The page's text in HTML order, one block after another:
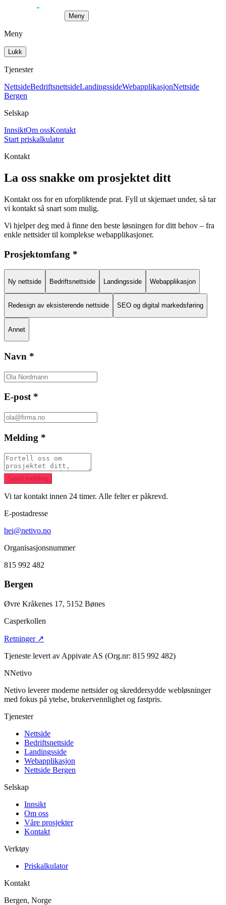
Meny
Meny
Lukk
Tjenester
NettsideBedriftsnettsideLandingssideWebapplikasjonNettside
Bergen
Selskap
InnsiktOm ossKontakt
Start priskalkulator
Kontakt
La oss snakke om prosjektet ditt
Kontakt oss for en uforpliktende prat. Fyll ut skjemaet under, så tar
vi kontakt så snart som mulig.
Vi hjelper deg med å finne den beste løsningen for ditt behov – fra
enkle nettsider til komplekse webapplikasjoner.
Prosjektomfang *
Ny nettside Bedriftsnettside Landingsside Webapplikasjon
Redesign av eksisterende nettside SEO og digital markedsføring
Annet
Navn *
E-post *
Melding *
Send melding
Vi tar kontakt innen 24 timer. Alle felter er påkrevd.
E-postadresse
hei@netivo.no
Organisasjonsnummer
815 992 482
Bergen
Øvre Kråkenes 17, 5152 Bønes
Casperkollen
Retninger ↗
Tjeneste levert av Appivate AS (Org.nr: 815 992 482)
NNetivo
Netivo leverer moderne nettsider og skreddersydde webløsninger
med fokus på ytelse, brukervennlighet og fastpris.
Tjenester
Nettside
Bedriftsnettside
Landingsside
Webapplikasjon
Nettside Bergen
Selskap
Innsikt
Om oss
Våre prosjekter
Kontakt
Verktøy
Priskalkulator
Kontakt
Bergen, Norge